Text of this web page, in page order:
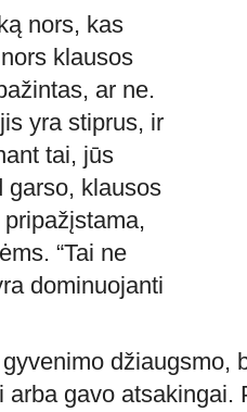
nors, kas
klausos
ar ne.
yra stiprus, ir
tai, jūs
garso, klausos
“Tai ne
dominuojanti
džiaugsmo,
arba gavo atsakingai.